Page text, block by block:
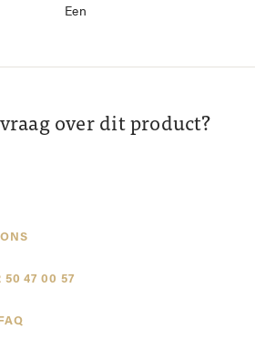
Een
over dit product?
50 47 00 57